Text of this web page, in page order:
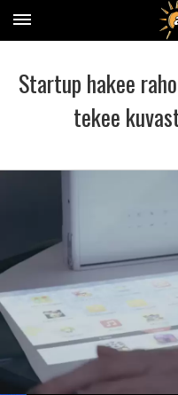
Startup hakee
tekee